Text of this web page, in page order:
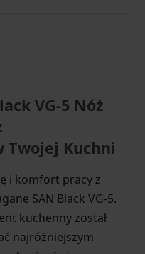
VG-5 Nóż
Twojej Kuchni
i komfort pracy z
SAN Black VG-5.
kuchenny został
najróżniejszym